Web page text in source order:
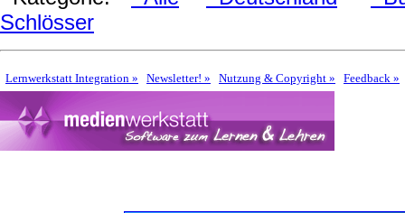
Schlösser
Lernwerkstatt Integration » Newsletter! » Nutzung & Copyright » Feedback »